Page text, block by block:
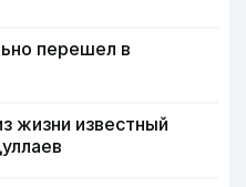
перешел в
жизни известный